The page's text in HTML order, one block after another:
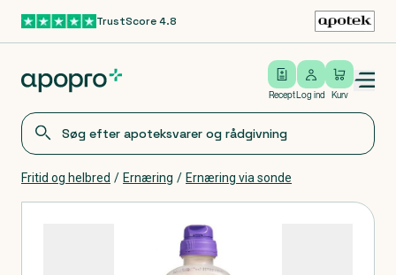
Gå til hovedindholdTrustScore 4.8
Recept
Log ind
Log ind Kurv
Open/close menu
Fritid og helbred / Ernæring / Ernæring via sonde